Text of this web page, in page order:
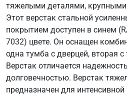
тяжелыми деталями, крупными
Этот верстак стальной
покрытием доступен в синем
7032) цвете. Он оснащен
одна тумба с дверцей, вторая
Верстак отличается
долговечностью. Верстак
предназначен для